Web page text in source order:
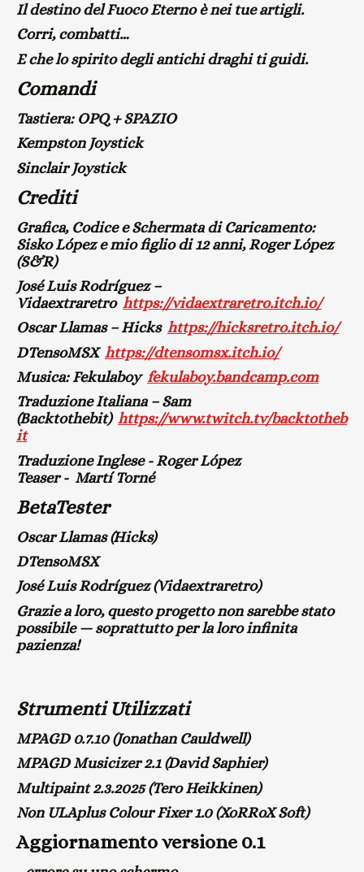
Il destino del Fuoco Eterno è nei tue artigli.
Corri, combatti…
E che lo spirito degli antichi draghi ti guidi.
Comandi
Tastiera: OPQ + SPAZIO
Kempston Joystick
Sinclair Joystick
Crediti
Grafica, Codice e Schermata di Caricamento:
Sisko López e mio figlio di 12 anni, Roger López
(S&R)
José Luis Rodríguez –
Vidaextraretro https://vidaextraretro.itch.io/
Oscar Llamas – Hicks https://hicksretro.itch.io/
DTensoMSX https://dtensomsx.itch.io/
Musica: Fekulaboy fekulaboy.bandcamp.com
Traduzione Italiana – Sam
(Backtothebit) https://www.twitch.tv/backtotheb
it
Traduzione Inglese - Roger López
Teaser - Martí Torné
BetaTester
Oscar Llamas (Hicks)
DTensoMSX
José Luis Rodríguez (Vidaextraretro)
Grazie a loro, questo progetto non sarebbe stato
possibile — soprattutto per la loro infinita
pazienza!
Strumenti Utilizzati
MPAGD 0.7.10 (Jonathan Cauldwell)
MPAGD Musicizer 2.1 (David Saphier)
Multipaint 2.3.2025 (Tero Heikkinen)
Non ULAplus Colour Fixer 1.0 (XoRRoX Soft)
Aggiornamento versione 0.1